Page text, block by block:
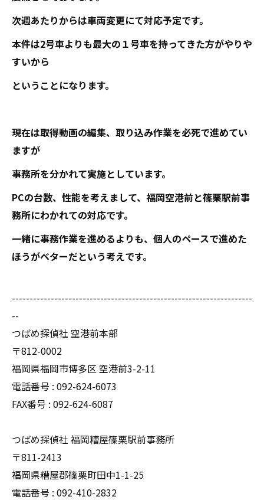
次週あたりからは車両変更にて対応予定です。
本件は2号車よりも最大の１号車を持ってきた方がやりや
すいから
ということになります。
現在は取得動画の編集、取り込み作業を必死で進めてい
ますが
事務所を分かれて実施としています。
PCの台数、性能を考えまして、福岡空港前と篠栗駅前事
務所にわかれての対応です。
一緒に事務作業を進めるよりも、個人のペースで進めた
ほうがベターだという考えです。
--------------------------------------------------------------------
--
つばめ探偵社 空港前本部
〒812-0002
福岡県福岡市博多区 空港前3-2-11
電話番号 : 092-624-6073
FAX番号 : 092-624-6087
つばめ探偵社 福岡糟屋篠栗駅前事務所
〒811-2413
福岡県糟屋郡篠栗町田中1-1-25
電話番号 : 092-410-2832